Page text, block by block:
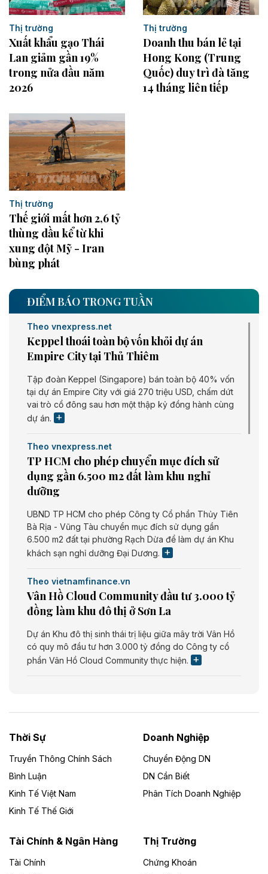
Thị trường
Xuất khẩu gạo Thái
Lan giảm gần 19%
trong nửa đầu năm
2026
Thị trường
Doanh thu bán lẻ tại
Hong Kong (Trung
Quốc) duy trì đà tăng
14 tháng liên tiếp
Thị trường
Thế giới mất hơn 2,6 tỷ
thùng dầu kể từ khi
xung đột Mỹ - Iran
bùng phát
ĐIỂM BÁO TRONG TUẦN
Theo vnexpress.net
Keppel thoái toàn bộ vốn khỏi dự án
Empire City tại Thủ Thiêm
Tập đoàn Keppel (Singapore) bán toàn bộ 40% vốn
tại dự án Empire City với giá 270 triệu USD, chấm dứt
vai trò cổ đông sau hơn một thập kỷ đồng hành cùng
dự án.
Theo vnexpress.net
TP HCM cho phép chuyển mục đích sử
dụng gần 6.500 m2 đất làm khu nghỉ
dưỡng
UBND TP HCM cho phép Công ty Cổ phần Thủy Tiên
Bà Rịa - Vũng Tàu chuyển mục đích sử dụng gần
6.500 m2 đất tại phường Rạch Dừa để làm dự án Khu
khách sạn nghỉ dưỡng Đại Dương.
Theo vietnamfinance.vn
Vân Hồ Cloud Community đầu tư 3.000 tỷ
đồng làm khu đô thị ở Sơn La
Dự án Khu đô thị sinh thái trị liệu giữa mây trời Vân Hồ
có quy mô đầu tư hơn 3.000 tỷ đồng do Công ty cổ
phần Vân Hồ Cloud Community thực hiện.
Dự án Nhà máy xử lý rác và phát điện Bắc Giang do
Công ty TNHH Năng lượng môi trường Bắc Giang làm
Theo vietnamfinance.vn
Đức Long Gia Lai mở rộng ‘hệ sinh thái’
Lai
Bốn doanh nghiệp có sự góp vốn của Công ty Cổ
Thời Sự
Truyền Thông Chính Sách
Bình Luận
Kinh Tế Việt Nam
Kinh Tế Thế Giới
Doanh Nghiệp
Chuyển Động DN
DN Cần Biết
Phân Tích Doanh Nghiệp
Tài Chính & Ngân Hàng
Tài Chính
Thị Trường
Chứng Khoán